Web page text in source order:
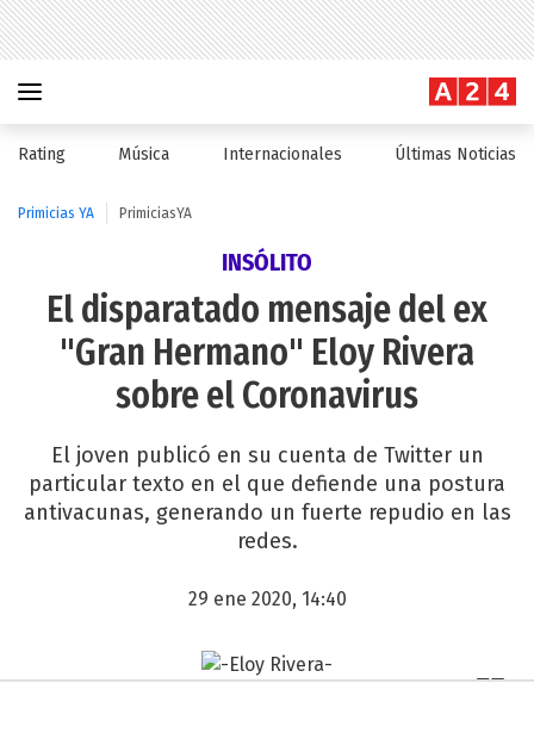
Rating Música Internacionales Últimas Noticias
Primicias YA PrimiciasYA
INSÓLITO
El disparatado mensaje del ex
"Gran Hermano" Eloy Rivera
sobre el Coronavirus
El joven publicó en su cuenta de Twitter un
particular texto en el que defiende una postura
antivacunas, generando un fuerte repudio en las
redes.
29 ene 2020, 14:40